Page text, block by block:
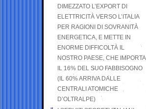
DIMEZZATO L’EXPORT DI
ELETTRICITÀ VERSO L’ITALIA
PER RAGIONI DI SOVRANITÀ
ENERGETICA, E METTE IN
ENORME DIFFICOLTÀ IL
NOSTRO PAESE, CHE IMPORTA
IL 16% DEL SUO FABBISOGNO
(IL 60% ARRIVA DALLE
CENTRALI ATOMICHE
D’OLTRALPE)